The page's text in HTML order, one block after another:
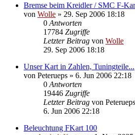
Bremse beim Kreidler / SMC F-
von Wolle » 29. Sep 2006 18:18
0 Antworten
17784 Zugriffe
Letzter Beitrag von Wolle
29. Sep 2006 18:18
Unser Kart in Zahlen, Tuningteile...
von Peterueps » 6. Jun 2006 22:18
0 Antworten
19446 Zugriffe
Letzter Beitrag von Peterueps
6. Jun 2006 22:18
Beleuchtung FKart 100